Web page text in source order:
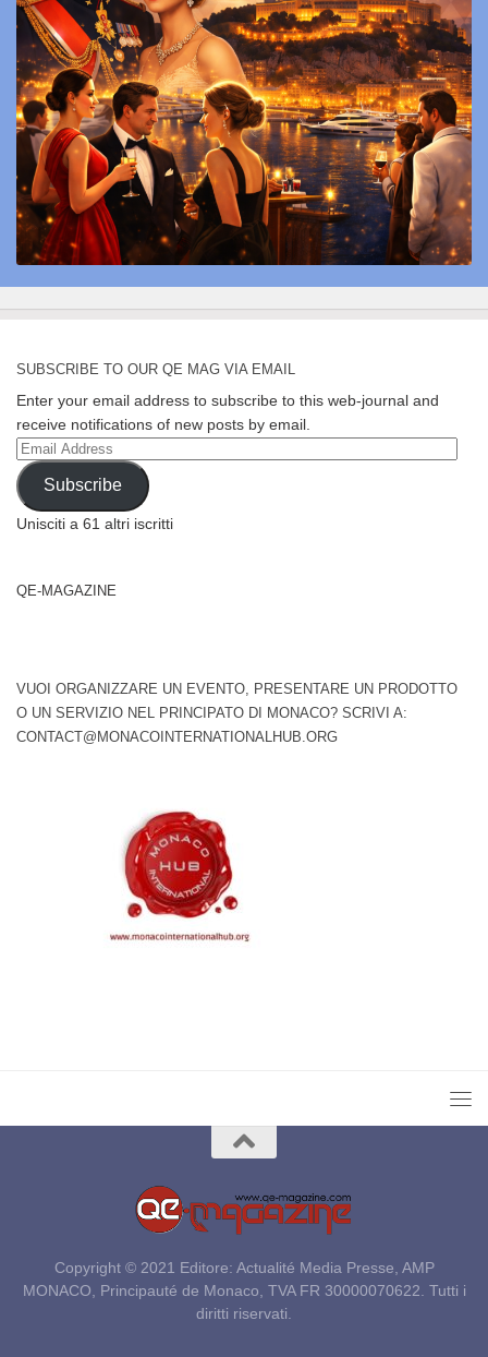
SUBSCRIBE TO OUR QE MAG VIA EMAIL
Enter your email address to subscribe to this web-journal and
receive notifications of new posts by email.
Email
Address
Subscribe
Unisciti a 61 altri iscritti
QE-MAGAZINE
VUOI ORGANIZZARE UN EVENTO, PRESENTARE UN PRODOTTO
O UN SERVIZIO NEL PRINCIPATO DI MONACO? SCRIVI A:
CONTACT@MONACOINTERNATIONALHUB.ORG
Copyright © 2021 Editore: Actualité Media Presse, AMP
MONACO, Principauté de Monaco, TVA FR 30000070622. Tutti i
diritti riservati.